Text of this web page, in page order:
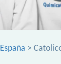
España >